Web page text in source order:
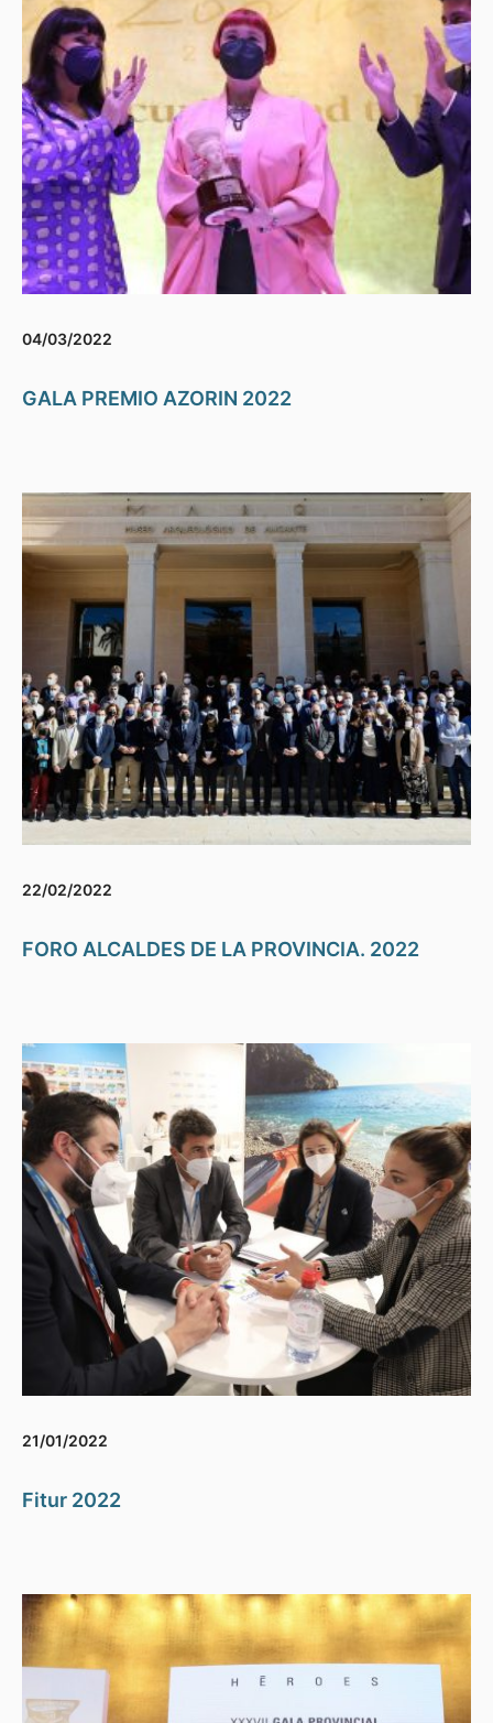
04/03/2022
GALA PREMIO AZORIN 2022
22/02/2022
FORO ALCALDES DE LA PROVINCIA. 2022
21/01/2022
Fitur 2022